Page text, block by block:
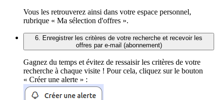
Vous les retrouverez ainsi dans votre espace personnel,
rubrique « Ma sélection d'offres ».
6. Enregistrer les critères de votre recherche et recevoir les
offres par e-mail (abonnement)
Gagnez du temps et évitez de ressaisir les critères de votre
recherche à chaque visite ! Pour cela, cliquez sur le bouton
« Créer une alerte » :